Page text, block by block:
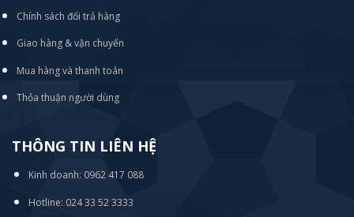
Chính sách đổi trả hàng
Giao hàng & vận chuyển
Mua hàng và thanh toán
Thỏa thuận người dùng
THÔNG TIN LIÊN HỆ
Kinh doanh: 0962 417 088
Hotline: 024 33 52 3333